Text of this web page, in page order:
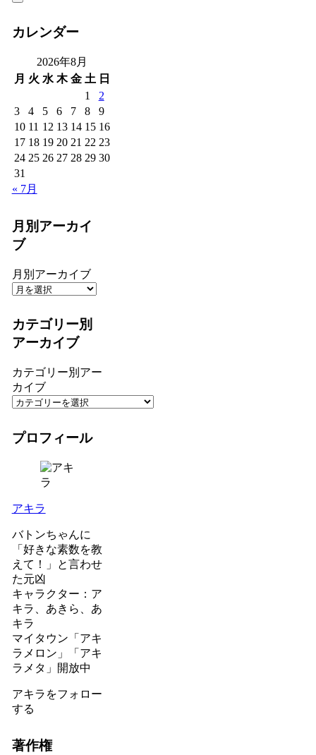
カレンダー
2026年8月
月 火 水 木 金 土 日
1
2
3
4 5 6 7 8
9
10 11 12 13 14 15 16
17 18 19 20 21 22 23
24 25 26 27 28 29 30
31
« 7月
月別アーカイ
ブ
月別アーカイブ
カテゴリー別
アーカイブ
カテゴリー別アー
カイブ
プロフィール
アキラ
バトンちゃんに
「好きな素数を教
えて！」と言わせ
た元凶
キャラクター：ア
キラ、あきら、あ
キラ
マイタウン「アキ
ラメロン」「アキ
ラメタ」開放中
アキラをフォロー
する
著作権